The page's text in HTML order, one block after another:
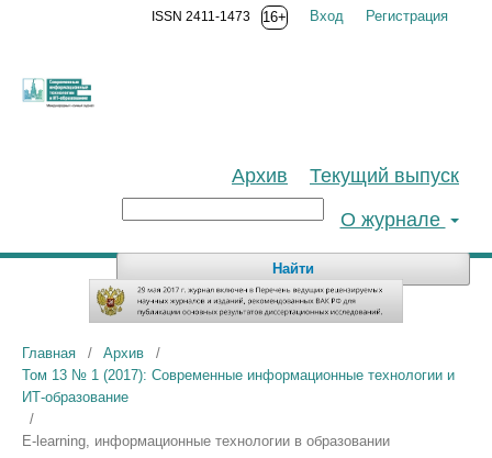
Текущий выпуск
Архив
О журнале
Найти
Регистрация
Вход
ISSN 2411-1473 16+
Главная / Архив
/
Том 13 № 1 (2017): Современные информационные технологии и
ИТ-образование
/
E-learning, информационные технологии в образовании